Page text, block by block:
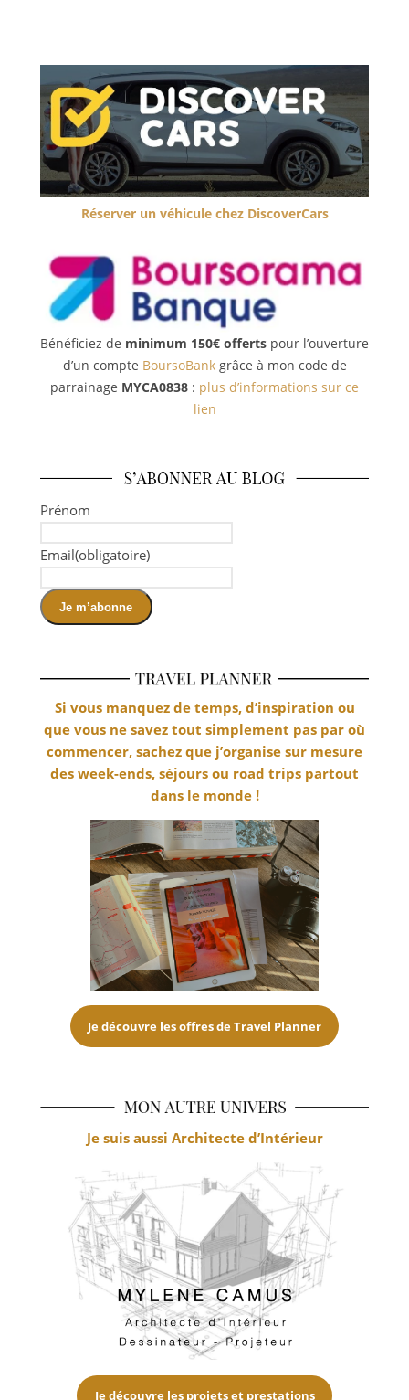
Réserver un véhicule chez DiscoverCars
Bénéficiez de minimum 150€ offerts pour l’ouverture
d’un compte BoursoBankgrâce à mon code de
parrainage MYCA0838 : plus d’informations sur ce
lien
Prénom
Email(obligatoire)
Je m’abonne
Si vous manquez de temps, d’inspiration ou
que vous ne savez tout simplement pas par où
commencer, sachez que j’organise sur mesure
des week-ends, séjours ou road trips partout
dans le monde !
Je découvre les offres de Travel Planner
Je suis aussi Architecte d’Intérieur
Je découvre les projets et prestations